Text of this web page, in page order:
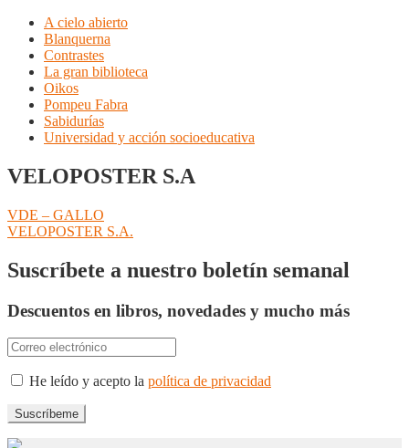
A cielo abierto
Blanquerna
Contrastes
La gran biblioteca
Oikos
Pompeu Fabra
Sabidurías
Universidad y acción socioeducativa
VELOPOSTER S.A
Navegación
de
entradas
Anterior:
VDE – GALLO
Siguiente:
VELOPOSTER S.A.
Suscríbete a nuestro boletín semanal
Descuentos en libros, novedades y mucho más
He leído y acepto la política de privacidad